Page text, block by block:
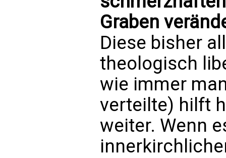
Graben
Diese bisher
theologisch
wie immer
verteilte) hilft
weiter. Wenn